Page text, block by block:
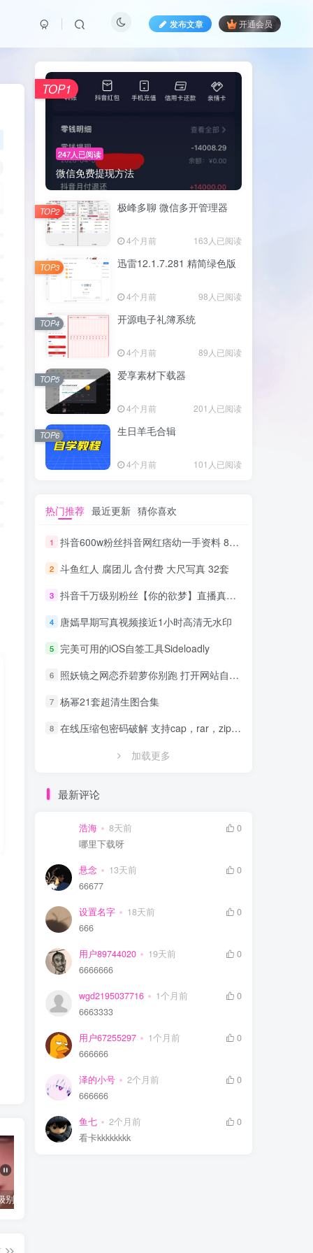
发布文章 开通会员
247人已阅读
微信免费提现方法
TOP1
极峰多聊 微信多开管理器
4个月前 163人已阅读
TOP2
迅雷12.1.7.281 精简绿色版
4个月前 98人已阅读
TOP3
开源电子礼簿系统
4个月前 89人已阅读
TOP4
爱享素材下载器
4个月前 201人已阅读
TOP5
生日羊毛合辑
4个月前 101人已阅读
TOP6
热门推荐 最近更新 猜你喜欢
1 抖音600w粉丝抖音网红痞幼一手资料 877P 500M 含私拍
2 斗鱼红人 腐团儿 含付费 大尺写真 32套
3 抖音千万级别粉丝【你的欲梦】直播真空露点视频
4 唐嫣早期写真视频接近1小时高清无水印
5 完美可用的iOS自签工具Sideloadly
6 照妖镜之网恋乔碧萝你别跑 打开网站自动拍照源码
7 杨幂21套超清生图合集
8 在线压缩包密码破解 支持cap，rar，zip，7z，excel，ppt，word，office等文件
加载更多
最新评论
浩海 8天前
0
哪里下载呀
悬念 13天前
0
66677
设置名字 18天前
0
666
用户89744020 19天前
0
6666666
wgd2195037716 1个月前
0
6663333
用户67255297 1个月前
0
666666
泽的小号 2个月前
0
666666
鱼七 2个月前
0
看卡kkkkkkkk